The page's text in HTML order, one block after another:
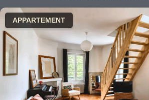
APPARTEMENT